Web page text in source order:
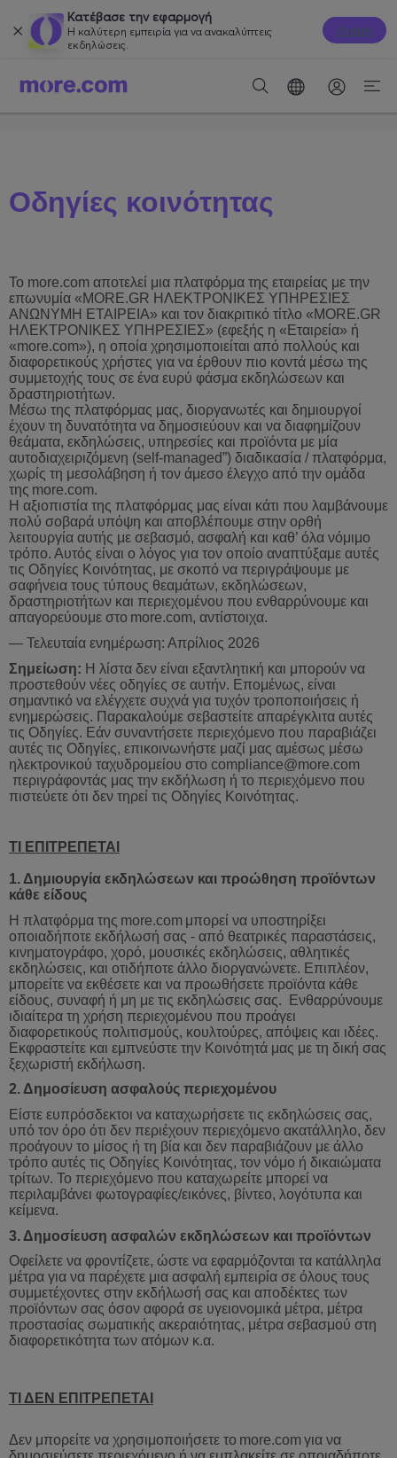
Κατέβασε την εφαρμογή
Η καλύτερη εμπειρία για να ανακαλύπτεις
εκδηλώσεις.
Λήψη
Οδηγίες κοινότητας
Το more.com αποτελεί μια πλατφόρμα της εταιρείας με την
επωνυμία «MORE.GR ΗΛΕΚΤΡΟΝΙΚΕΣ ΥΠΗΡΕΣΙΕΣ
ΑΝΩΝΥΜΗ ΕΤΑΙΡΕΙΑ» και τον διακριτικό τίτλο «MORE.GR
ΗΛΕΚΤΡΟΝΙΚΕΣ ΥΠΗΡΕΣΙΕΣ» (εφεξής η «Εταιρεία» ή
«more.com»), η οποία χρησιμοποιείται από πολλούς και
διαφορετικούς χρήστες για να έρθουν πιο κοντά μέσω της
συμμετοχής τους σε ένα ευρύ φάσμα εκδηλώσεων και
δραστηριοτήτων.
Μέσω της πλατφόρμας μας, διοργανωτές και δημιουργοί
έχουν τη δυνατότητα να δημοσιεύουν και να διαφημίζουν
θεάματα, εκδηλώσεις, υπηρεσίες και προϊόντα με μία
αυτοδιαχειριζόμενη (self-managed”) διαδικασία / πλατφόρμα,
χωρίς τη μεσολάβηση ή τον άμεσο έλεγχο από την ομάδα
της more.com.
Η αξιοπιστία της πλατφόρμας μας είναι κάτι που λαμβάνουμε
πολύ σοβαρά υπόψη και αποβλέπουμε στην ορθή
λειτουργία αυτής με σεβασμό, ασφαλή και καθ’ όλα νόμιμο
τρόπο. Αυτός είναι ο λόγος για τον οποίο αναπτύξαμε αυτές
τις Οδηγίες Κοινότητας, με σκοπό να περιγράψουμε με
σαφήνεια τους τύπους θεαμάτων, εκδηλώσεων,
δραστηριοτήτων και περιεχομένου που ενθαρρύνουμε και
απαγορεύουμε στο more.com, αντίστοιχα.
— Τελευταία ενημέρωση: Απρίλιος 2026
Σημείωση: Η λίστα δεν είναι εξαντλητική και μπορούν να
προστεθούν νέες οδηγίες σε αυτήν. Επομένως, είναι
σημαντικό να ελέγχετε συχνά για τυχόν τροποποιήσεις ή
ενημερώσεις. Παρακαλούμε σεβαστείτε απαρέγκλιτα αυτές
τις Οδηγίες. Εάν συναντήσετε περιεχόμενο που παραβιάζει
αυτές τις Οδηγίες, επικοινωνήστε μαζί μας αμέσως μέσω
ηλεκτρονικού ταχυδρομείου στο compliance@more.com
περιγράφοντάς μας την εκδήλωση ή το περιεχόμενο που
πιστεύετε ότι δεν τηρεί τις Οδηγίες Κοινότητας.
ΤΙ ΕΠΙΤΡΕΠΕΤΑΙ
1.Δημιουργία εκδηλώσεων και προώθηση προϊόντων
κάθε είδους
Η πλατφόρμα της more.com μπορεί να υποστηρίξει
οποιαδήποτε εκδήλωσή σας - από θεατρικές παραστάσεις,
κινηματογράφο, χορό, μουσικές εκδηλώσεις, αθλητικές
εκδηλώσεις, και οτιδήποτε άλλο διοργανώνετε. Επιπλέον,
μπορείτε να εκθέσετε και να προωθήσετε προϊόντα κάθε
είδους, συναφή ή μη με τις εκδηλώσεις σας.
Ενθαρρύνουμε
ιδιαίτερα τη χρήση περιεχομένου που προάγει
διαφορετικούς πολιτισμούς, κουλτούρες, απόψεις και ιδέες.
Εκφραστείτε και εμπνεύστε την Κοινότητά μας με τη δική σας
ξεχωριστή εκδήλωση.
2.Δημοσίευση ασφαλούς περιεχομένου
Είστε ευπρόσδεκτοι να καταχωρήσετε τις εκδηλώσεις σας,
υπό τον όρο ότι δεν περιέχουν περιεχόμενο ακατάλληλο, δεν
προάγουν το μίσος ή τη βία και δεν παραβιάζουν με άλλο
τρόπο αυτές τις Οδηγίες Κοινότητας, τον νόμο ή δικαιώματα
τρίτων. Το περιεχόμενο που καταχωρείτε μπορεί να
περιλαμβάνει φωτογραφίες/εικόνες, βίντεο, λογότυπα και
κείμενα.
3.Δημοσίευση ασφαλών εκδηλώσεων και προϊόντων
Οφείλετε να φροντίζετε, ώστε να εφαρμόζονται τα κατάλληλα
μέτρα για να παρέχετε μια ασφαλή εμπειρία σε όλους τους
συμμετέχοντες στην εκδήλωσή σας και αποδέκτες των
προϊόντων σας όσον αφορά σε υγειονομικά μέτρα, μέτρα
προστασίας σωματικής ακεραιότητας, μέτρα σεβασμού στη
διαφορετικότητα των ατόμων κ.α.
ΤΙ ΔΕΝ ΕΠΙΤΡΕΠΕΤΑΙ
Δεν μπορείτε να χρησιμοποιήσετε το more.comγια να